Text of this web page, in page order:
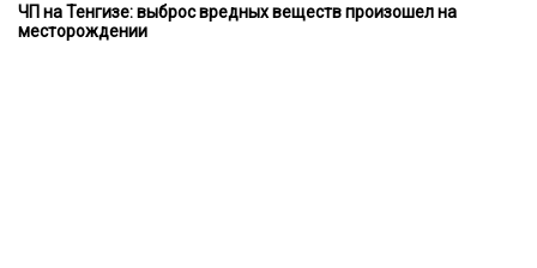
ЧП на Тенгизе: выброс вредных веществ произошел на
месторождении